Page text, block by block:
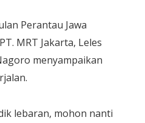
Perantau Jawa
MRT Jakarta, Leles
menyampaikan
lebaran, mohon nanti